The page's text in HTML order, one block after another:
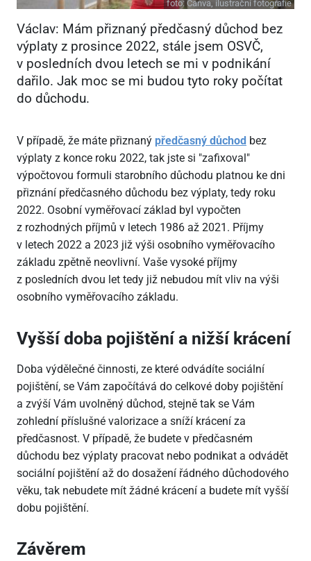
foto: Canva, ilustrační fotografie
Václav: Mám přiznaný předčasný důchod bez
výplaty z prosince 2022, stále jsem OSVČ,
v posledních dvou letech se mi v podnikání
dařilo. Jak moc se mi budou tyto roky počítat
do důchodu.
V případě, že máte přiznaný předčasný důchod bez
výplaty z konce roku 2022, tak jste si "zafixoval"
výpočtovou formuli starobního důchodu platnou ke dni
přiznání předčasného důchodu bez výplaty, tedy roku
2022. Osobní vyměřovací základ byl vypočten
z rozhodných příjmů v letech 1986 až 2021. Příjmy
v letech 2022 a 2023 již výši osobního vyměřovacího
základu zpětně neovlivní. Vaše vysoké příjmy
z posledních dvou let tedy již nebudou mít vliv na výši
osobního vyměřovacího základu.
Vyšší doba pojištění a nižší krácení
Doba výdělečné činnosti, ze které odvádíte sociální
pojištění, se Vám započítává do celkové doby pojištění
a zvýší Vám uvolněný důchod, stejně tak se Vám
zohlední příslušné valorizace a sníží krácení za
předčasnost. V případě, že budete v předčasném
důchodu bez výplaty pracovat nebo podnikat a odvádět
sociální pojištění až do dosažení řádného důchodového
věku, tak nebudete mít žádné krácení a budete mít vyšší
dobu pojištění.
Závěrem